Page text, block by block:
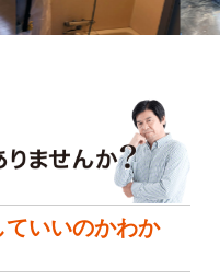
いいのかわか